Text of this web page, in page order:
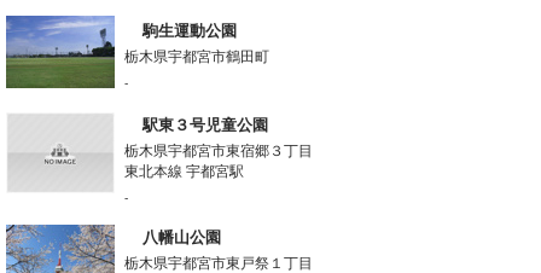
駒生運動公園
栃木県宇都宮市鶴田町
-
駅東３号児童公園
栃木県宇都宮市東宿郷３丁目
東北本線 宇都宮駅
-
八幡山公園
栃木県宇都宮市東戸祭１丁目